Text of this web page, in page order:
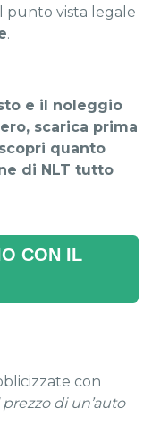
punto vista legale
.
e il noleggio
scarica prima
quanto
di NLT tutto
CON IL
con
di un’auto